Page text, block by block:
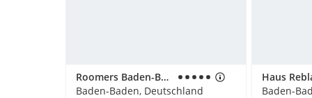
Roomers Baden-Baden
Baden-Baden, Deutschland
Baden-